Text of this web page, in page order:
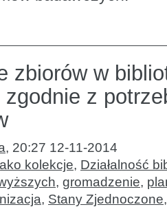
zbiorów w
z
, 20:27 12-11-2014
kolekcje, Działalność
, gromadzenie,
, Stany Zjednoczone